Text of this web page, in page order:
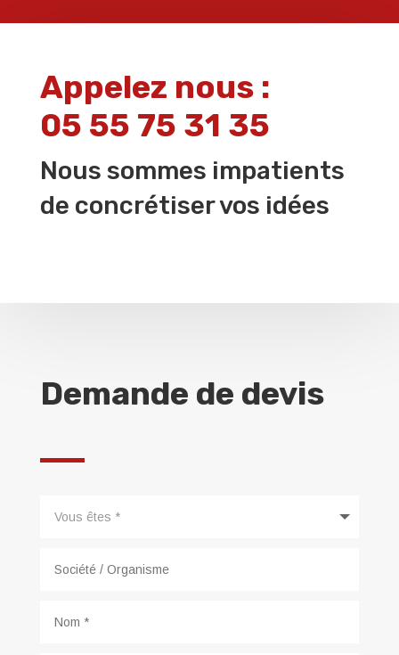
Appelez nous :
05 55 75 31 35
Nous sommes impatients
de concrétiser vos idées
Demande de devis